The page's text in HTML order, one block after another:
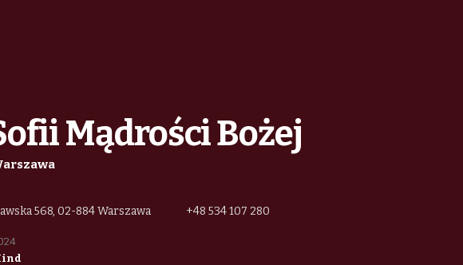
Mądrości Bożej
568, 02-884 Warszawa +48 534 107 280